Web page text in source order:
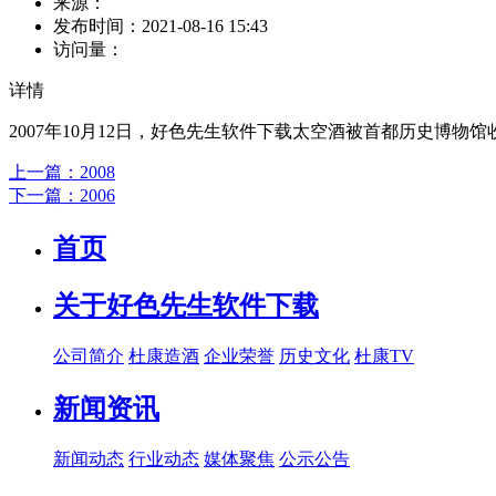
发布时间： 2021-08-16 15:43
访问量：
详情
2007年10月12日，好色先生软件下载太空酒被首都历史博物馆
上一篇：2008
下一篇：2006
首页
关于好色先生软件下载
公司简介 杜康造酒 企业荣誉 历史文化 杜康TV
新闻资讯
新闻动态 行业动态 媒体聚焦 公示公告